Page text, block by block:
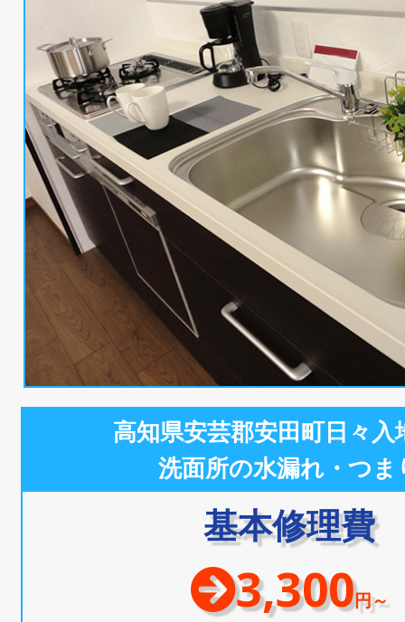
高知県安芸郡安田町日々入
洗面所の水漏れ・つま
基本修理費
3,300円～